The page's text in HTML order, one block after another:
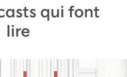
qui font
lire